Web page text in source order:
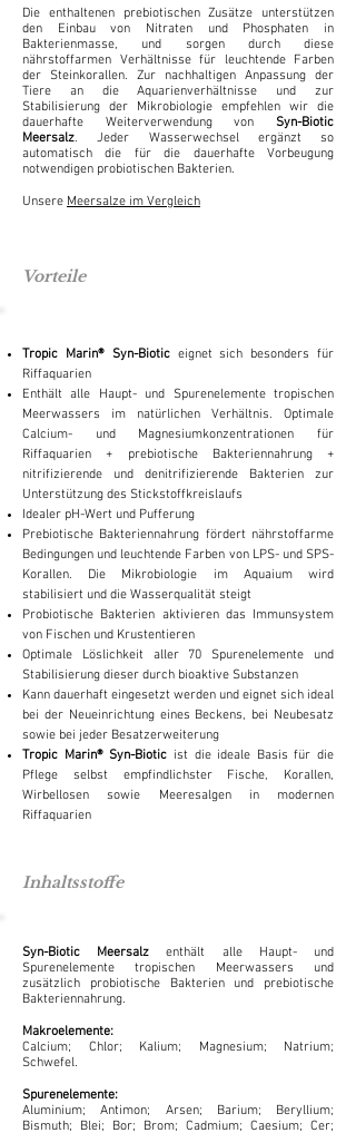
Die enthaltenen prebiotischen Zusätze unterstützen
den Einbau von Nitraten und Phosphaten in
Bakterienmasse, und sorgen durch diese
nährstoffarmen Verhältnisse für leuchtende Farben
der Steinkorallen. Zur nachhaltigen Anpassung der
Tiere an die Aquarienverhältnisse und zur
Stabilisierung der Mikrobiologie empfehlen wir die
dauerhafte Weiterverwendung von Syn-Biotic
Meersalz. Jeder Wasserwechsel ergänzt so
automatisch die für die dauerhafte Vorbeugung
notwendigen probiotischen Bakterien.
Unsere Meersalze im Vergleich
Vorteile
Tropic Marin® Syn-Biotic eignet sich besonders für
Riffaquarien
Enthält alle Haupt- und Spurenelemente tropischen
Meerwassers im natürlichen Verhältnis. Optimale
Calcium- und Magnesiumkonzentrationen für
Riffaquarien + prebiotische Bakteriennahrung +
nitrifizierende und denitrifizierende Bakterien zur
Unterstützung des Stickstoffkreislaufs
Idealer pH-Wert und Pufferung
Prebiotische Bakteriennahrung fördert nährstoffarme
Bedingungen und leuchtende Farben von LPS- und SPS-
Korallen. Die Mikrobiologie im Aquaium wird
stabilisiert und die Wasserqualität steigt
Probiotische Bakterien aktivieren das Immunsystem
von Fischen und Krustentieren
Optimale Löslichkeit aller 70 Spurenelemente und
Stabilisierung dieser durch bioaktive Substanzen
Kann dauerhaft eingesetzt werden und eignet sich ideal
bei der Neueinrichtung eines Beckens, bei Neubesatz
sowie bei jeder Besatzerweiterung
Tropic Marin® Syn-Biotic ist die ideale Basis für die
Pflege selbst empfindlichster Fische, Korallen,
Wirbellosen sowie Meeresalgen in modernen
Riffaquarien
Inhaltsstoffe
Syn-Biotic Meersalz enthält alle Haupt- und
Spurenelemente tropischen Meerwassers und
zusätzlich probiotische Bakterien und prebiotische
Bakteriennahrung.
Makroelemente:
Calcium; Chlor; Kalium; Magnesium; Natrium;
Schwefel.
Spurenelemente:
Aluminium; Antimon; Arsen; Barium; Beryllium;
Bismuth; Blei; Bor; Brom; Cadmium; Caesium; Cer;